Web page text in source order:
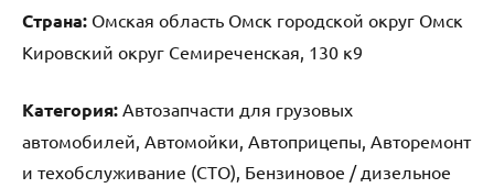
Страна: Омская область Омск городской округ Омск
Кировский округ Семиреченская, 130 к9
Категория: Автозапчасти для грузовых
автомобилей, Автомойки, Автоприцепы, Авторемонт
и техобслуживание (СТО), Бензиновое / дизельное